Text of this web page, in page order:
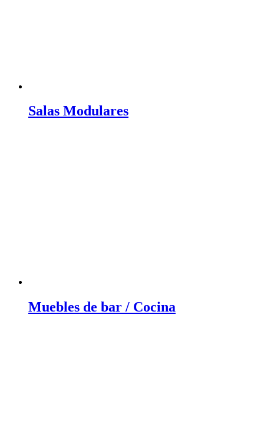
Salas Modulares
Muebles de bar / Cocina